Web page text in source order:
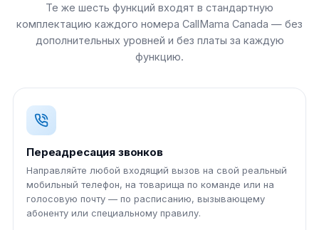
Те же шесть функций входят в стандартную
комплектацию каждого номера CallMama Canada — без
дополнительных уровней и без платы за каждую
функцию.
Переадресация звонков
Направляйте любой входящий вызов на свой реальный
мобильный телефон, на товарища по команде или на
голосовую почту — по расписанию, вызывающему
абоненту или специальному правилу.